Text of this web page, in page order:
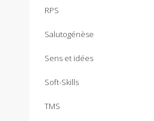
RPS
Salutogénèse
Sens et idées
Soft-Skills
TMS